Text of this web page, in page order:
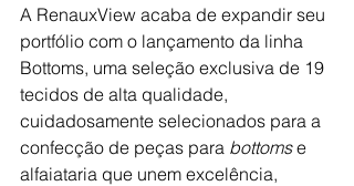
A RenauxView acaba de expandir seu
portfólio com o lançamento da linha
Bottoms, uma seleção exclusiva de 19
tecidos de alta qualidade,
cuidadosamente selecionados para a
confecção de peças para bottoms e
alfaiataria que unem excelência,